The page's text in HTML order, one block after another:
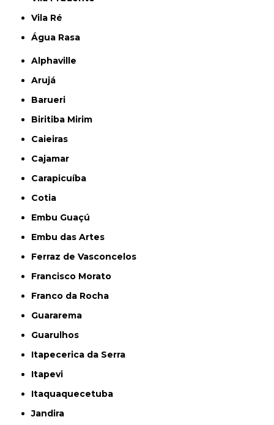
Vila Ré
Água Rasa
Alphaville
Arujá
Barueri
Biritiba Mirim
Caieiras
Cajamar
Carapicuíba
Cotia
Embu Guaçú
Embu das Artes
Ferraz de Vasconcelos
Francisco Morato
Franco da Rocha
Guararema
Guarulhos
Itapecerica da Serra
Itapevi
Itaquaquecetuba
Jandira